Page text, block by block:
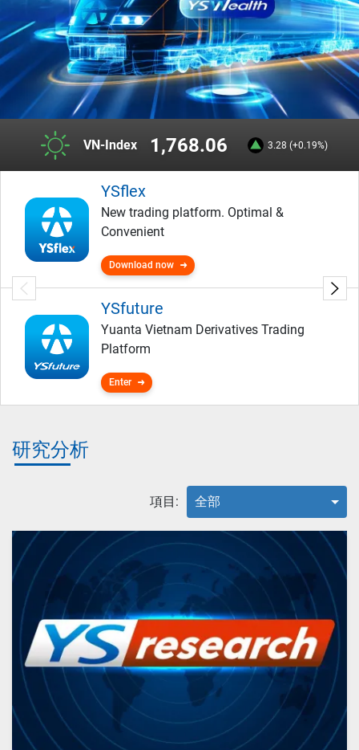
VN-Index 1,768.06 3.28 (+0.19%)
YSflex
New trading platform. Optimal &
Convenient
Download now
YSfuture
Yuanta Vietnam Derivatives Trading
Platform
Enter
研究分析
項目: 全部